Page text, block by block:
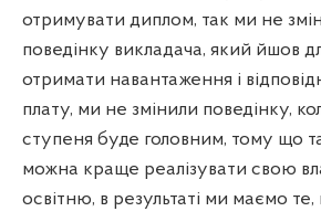
отримувати диплом, так ми не
поведінку викладача, який йшов
отримати навантаження і
плату, ми не змінили поведінку,
ступеня буде головним, тому що
можна краще реалізувати свою
освітню, в результаті ми маємо